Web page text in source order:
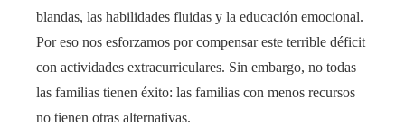
blandas, las habilidades fluidas y la educación emocional.
Por eso nos esforzamos por compensar este terrible déficit
con actividades extracurriculares. Sin embargo, no todas
las familias tienen éxito: las familias con menos recursos
no tienen otras alternativas.